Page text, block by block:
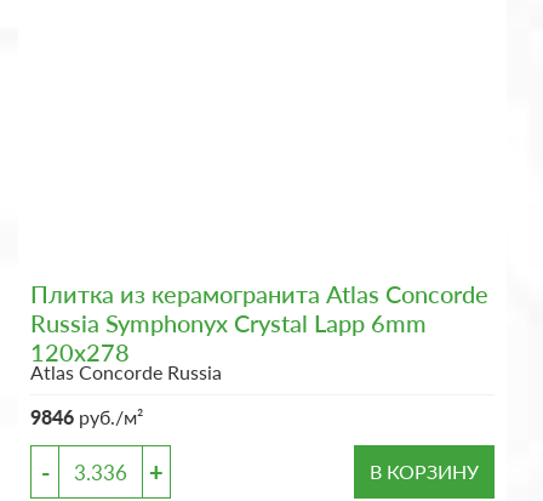
Плитка из керамогранита Atlas Concorde
Russia Symphonyx Crystal Lapp 6mm
120x278
Atlas Concorde Russia
9846 руб./м²
- + В КОРЗИНУ